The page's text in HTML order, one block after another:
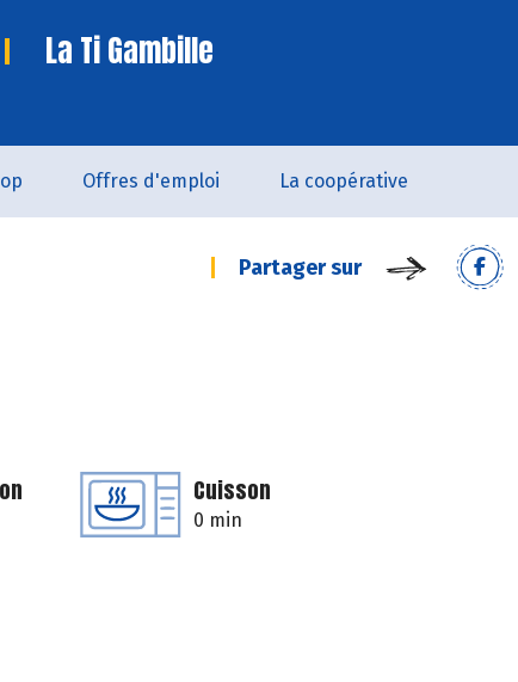
La Ti Gambille
Offres d'emploi La coopérative
Partager sur
Cuisson
0 min